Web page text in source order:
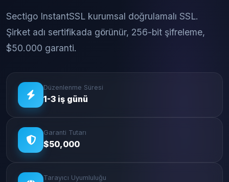
Sectigo InstantSSL kurumsal doğrulamalı SSL.
Şirket adı sertifikada görünür, 256-bit şifreleme,
$50.000 garanti.
Düzenlenme Süresi
1-3 iş günü
Garanti Tutarı
$50,000
Tarayıcı Uyumluluğu